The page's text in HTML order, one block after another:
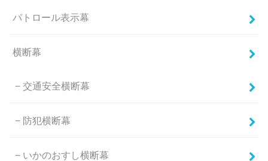
パトロール表示幕
横断幕
交通安全横断幕
防犯横断幕
いかのおすし横断幕